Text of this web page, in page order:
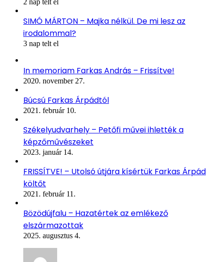
SIMÓ MÁRTON – Majka nélkül. De mi lesz az
irodalommal?
3 nap telt el
In memoriam Farkas András – Frissítve!
2020. november 27.
Búcsú Farkas Árpádtól
2021. február 10.
Székelyudvarhely – Petőfi művei ihlették a
képzőművészeket
2023. január 14.
FRISSÍTVE! – Utolsó útjára kísértük Farkas Árpád
költőt
2021. február 11.
Bözödújfalu – Hazatértek az emlékező
elszármazottak
2025. augusztus 4.